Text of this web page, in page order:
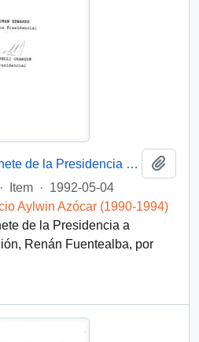
[Carta del Jefe de Gabinete de la Presidencia a Intendente de la IV Región]
· Item · 1992-05-04
Aylwin Azócar (1990-1994)
de la Presidencia a
Renán Fuentealba, por